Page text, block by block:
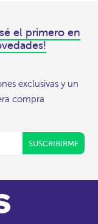
el primero en
exclusivas y un
compra
SUSCRIBIRME